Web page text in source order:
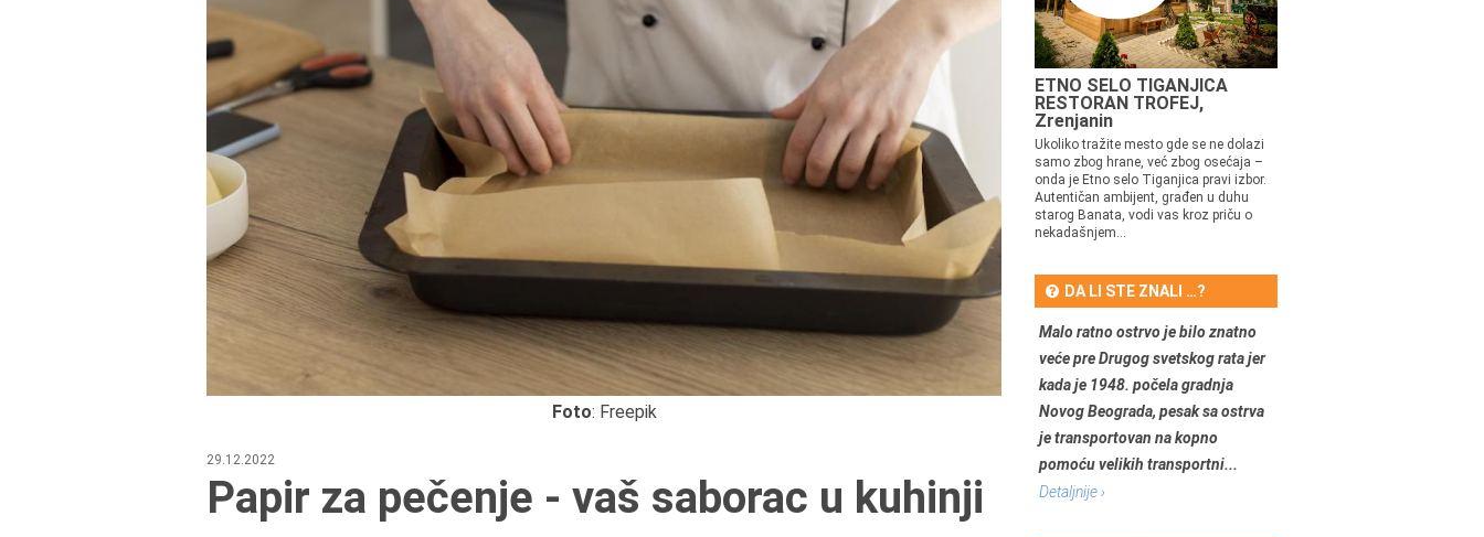
Foto: Freepik
29.12.2022
Papir za pečenje - vaš saborac u kuhinji
ETNO SELO TIGANJICA
RESTORAN TROFEJ,
Zrenjanin
Ukoliko tražite mesto gde se ne dolazi
samo zbog hrane, već zbog osećaja –
onda je Etno selo Tiganjica pravi izbor.
Autentičan ambijent, građen u duhu
starog Banata, vodi vas kroz priču o
nekadašnjem...
DA LI STE ZNALI …?
Malo ratno ostrvo je bilo znatno
veće pre Drugog svetskog rata jer
kada je 1948. počela gradnja
Novog Beograda, pesak sa ostrva
je transportovan na kopno
pomoću velikih transportni...
Detaljnije ›